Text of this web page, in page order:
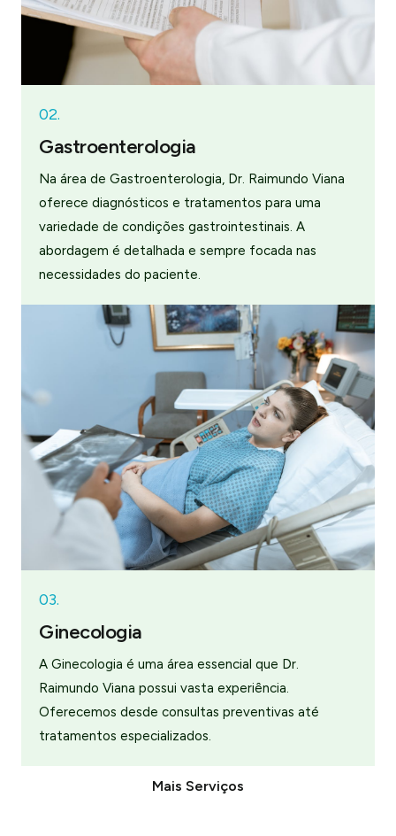
02.
Gastroenterologia
Na área de Gastroenterologia, Dr. Raimundo Viana
oferece diagnósticos e tratamentos para uma
variedade de condições gastrointestinais. A
abordagem é detalhada e sempre focada nas
necessidades do paciente.
03.
Ginecologia
A Ginecologia é uma área essencial que Dr.
Raimundo Viana possui vasta experiência.
Oferecemos desde consultas preventivas até
tratamentos especializados.
Mais Serviços